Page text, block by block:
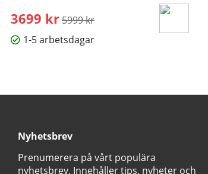
3699 kr Ordinarie pris:
5999 kr
1-5 arbetsdagar
Nyhetsbrev
Prenumerera på vårt populära
nyhetsbrev. Innehåller tips, nyheter och